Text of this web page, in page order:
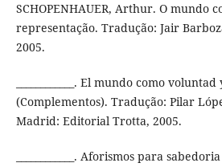
SCHOPENHAUER, Arthur. O mundo
representação. Tradução: Jair
2005.
____________. El mundo como
(Complementos). Tradução: Pilar
Madrid: Editorial Trotta, 2005.
____________. Aforismos para